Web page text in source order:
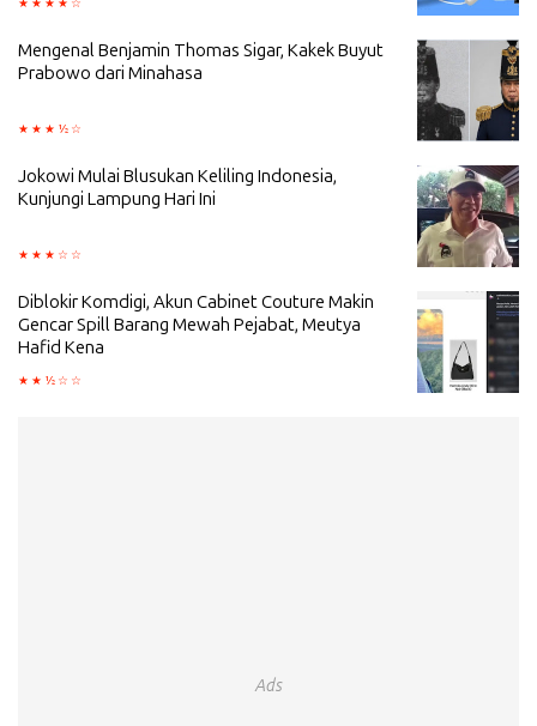
Mengenal Benjamin Thomas Sigar, Kakek Buyut
Prabowo dari Minahasa
Jokowi Mulai Blusukan Keliling Indonesia,
Kunjungi Lampung Hari Ini
Diblokir Komdigi, Akun Cabinet Couture Makin
Gencar Spill Barang Mewah Pejabat, Meutya
Hafid Kena
Ads